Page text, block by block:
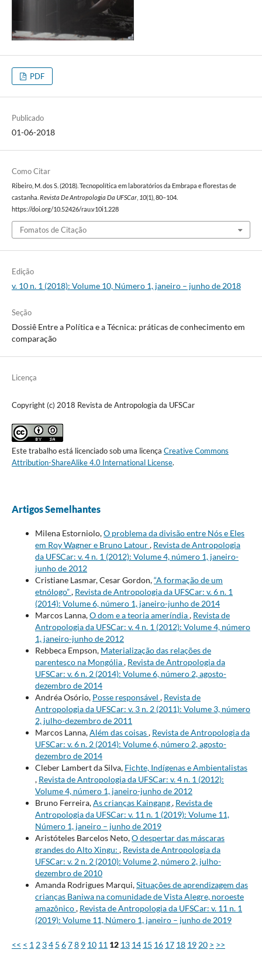
PDF
Publicado
01-06-2018
Como Citar
Ribeiro, M. dos S. (2018). Tecnopolítica em laboratórios da Embrapa e florestas de
castanha. Revista De Antropologia Da UFSCar, 10(1), 80–104.
https://doi.org/10.52426/rau.v10i1.228
Fomatos de Citação
Edição
v. 10 n. 1 (2018): Volume 10, Número 1, janeiro – junho de 2018
Seção
Dossiê Entre a Política e a Técnica: práticas de conhecimento em
comparação
Licença
Copyright (c) 2018 Revista de Antropologia da UFSCar
Este trabalho está licenciado sob uma licença Creative Commons
Attribution-ShareAlike 4.0 International License.
Artigos Semelhantes
Milena Estorniolo,O problema da divisão entre Nós e Eles
em Roy Wagner e Bruno Latour, Revista de Antropologia
da UFSCar: v. 4 n. 1 (2012): Volume 4, número 1, janeiro-
junho de 2012
Cristiane Lasmar, Cesar Gordon,“A formação de um
etnólogo”, Revista de Antropologia da UFSCar: v. 6 n. 1
(2014): Volume 6, número 1, janeiro-junho de 2014
Marcos Lanna,O dom e a teoria ameríndia, Revista de
Antropologia da UFSCar: v. 4 n. 1 (2012): Volume 4, número
1, janeiro-junho de 2012
Rebbeca Empson, Materialização das relações de
parentesco na Mongólia, Revista de Antropologia da
UFSCar: v. 6 n. 2 (2014): Volume 6, número 2, agosto-
dezembro de 2014
Andréa Osório, Posse responsável , Revista de
Antropologia da UFSCar: v. 3 n. 2 (2011): Volume 3, número
2, julho-dezembro de 2011
Marcos Lanna,Além das coisas, Revista de Antropologia da
UFSCar: v. 6 n. 2 (2014): Volume 6, número 2, agosto-
dezembro de 2014
Cleber Lambert da Silva, Fichte, Indígenas e Ambientalistas
, Revista de Antropologia da UFSCar: v. 4 n. 1 (2012):
Volume 4, número 1, janeiro-junho de 2012
Bruno Ferreira,As crianças Kaingang, Revista de
Antropologia da UFSCar: v. 11 n. 1 (2019): Volume 11,
Número 1, janeiro – junho de 2019
Aristóteles Barcelos Neto,O despertar das máscaras
grandes do Alto Xingu: , Revista de Antropologia da
UFSCar: v. 2 n. 2 (2010): Volume 2, número 2, julho-
dezembro de 2010
Amanda Rodrigues Marqui,Situações de aprendizagem das
crianças Baniwa na comunidade de Vista Alegre, noroeste
amazônico, Revista de Antropologia da UFSCar: v. 11 n. 1
(2019): Volume 11, Número 1, janeiro – junho de 2019
<< < 1 2 34 5 678 9 10 11 12 13 14 15 16 17 18 19 20 > >>